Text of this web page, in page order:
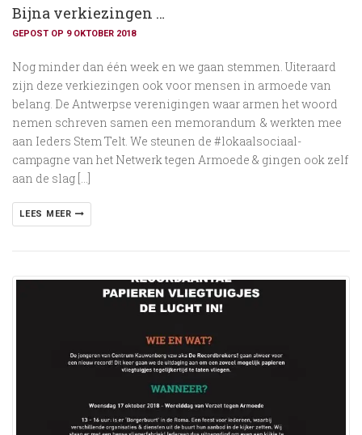
Bijna verkiezingen …
GEPOST OP 9 OKTOBER 2018
Nog minder dan één week en we gaan stemmen. Uiteraard
zijn deze verkiezingen ook voor mensen in armoede van
belang. De Antwerpse verenigingen waar armen het woord
nemen schreven samen een memorandum & werkten mee
aan Ieders Stem Telt. We steunen de #lokaalsociaal-
campagne van het Netwerk tegen Armoede & gingen ook zelf
aan de slag […]
LEES MEER